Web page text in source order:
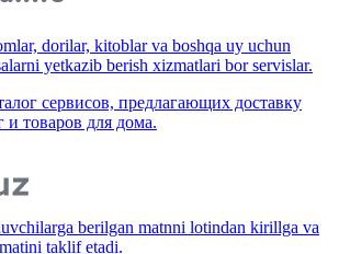
dorilar, kitoblar va boshqa uy uchun
yetkazib berish xizmatlari bor servislar.
сервисов, предлагающих доставку
и товаров для дома.
berilgan matnni lotindan kirillga va
taklif etadi.